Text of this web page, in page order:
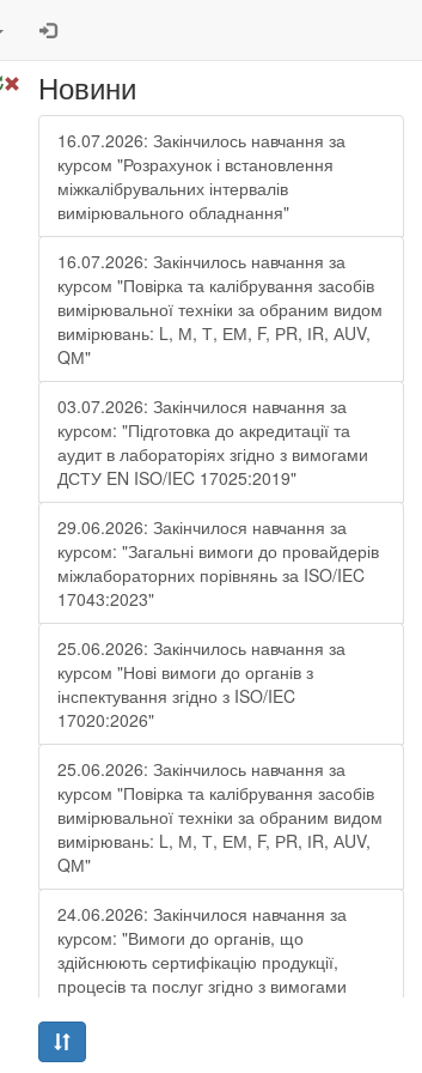
Новини
16.07.2026: Закінчилось навчання за
курсом "Розрахунок і встановлення
міжкалібрувальних інтервалів
вимірювального обладнання"
16.07.2026: Закінчилось навчання за
курсом "Повірка та калібрування засобів
вимірювальної техніки за обраним видом
вимірювань: L, М, Т, ЕМ, F, РR, ІR, АUV,
QМ"
03.07.2026: Закінчилося навчання за
курсом: "Підготовка до акредитації та
аудит в лабораторіях згідно з вимогами
ДСТУ EN ISO/IEC 17025:2019"
29.06.2026: Закінчилося навчання за
курсом: "Загальні вимоги до провайдерів
міжлабораторних порівнянь за ISO/IEC
17043:2023"
25.06.2026: Закінчилось навчання за
курсом "Нові вимоги до органів з
інспектування згідно з ISO/IEC
17020:2026"
25.06.2026: Закінчилось навчання за
курсом "Повірка та калібрування засобів
вимірювальної техніки за обраним видом
вимірювань: L, М, Т, ЕМ, F, РR, ІR, АUV,
QМ"
24.06.2026: Закінчилося навчання за
курсом: "Вимоги до органів, що
здійснюють сертифікацію продукції,
процесів та послуг згідно з вимогами
19.06.2026: Закінчилося навчання за